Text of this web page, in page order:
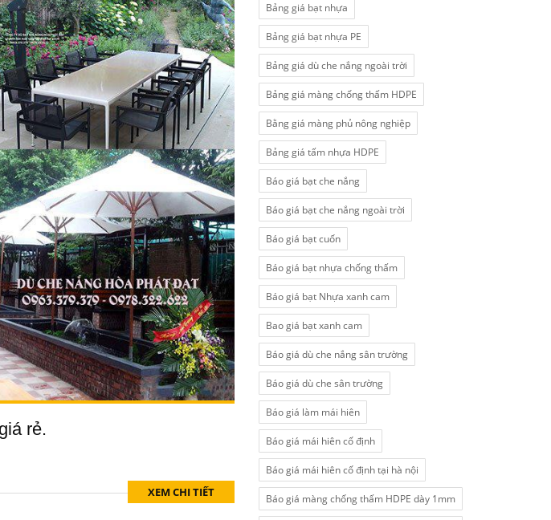
rẻ.
XEM CHI TIẾT
Bảng giá bạt nhựa
Bảng giá bạt nhựa PE
Bảng giá dù che nắng ngoài trời
Bảng giá màng chống thấm HDPE
Bằng giá màng phủ nông nghiệp
Bảng giá tấm nhựa HDPE
Báo giá bạt che nắng
Báo giá bạt che nắng ngoài trời
Báo giá bạt cuốn
Báo giá bạt nhựa chống thấm
Báo giá bạt Nhựa xanh cam
Bao giá bạt xanh cam
Báo giá dù che nắng sân trường
Báo giá dù che sân trường
Báo giá làm mái hiên
Báo giá mái hiên cố định
Báo giá mái hiên cố định tại hà nội
Báo giá màng chống thấm HDPE dày 1mm